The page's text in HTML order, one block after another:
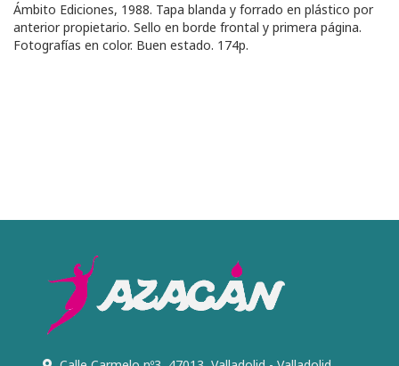
Ámbito Ediciones, 1988. Tapa blanda y forrado en plástico por
anterior propietario. Sello en borde frontal y primera página.
Fotografías en color. Buen estado. 174p.